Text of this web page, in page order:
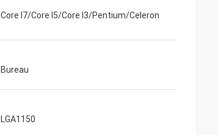
Core I7/Core I5/Core I3/Pentium/Celeron
Bureau
LGA1150